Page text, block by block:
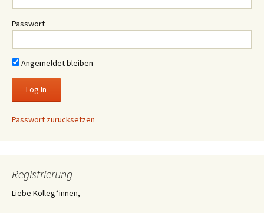
Passwort
Angemeldet bleiben
Passwort zurücksetzen
Registrierung
Liebe Kolleg*innen,